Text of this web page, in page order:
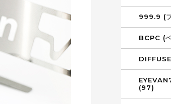
999.9 (
BCPC (
(97)